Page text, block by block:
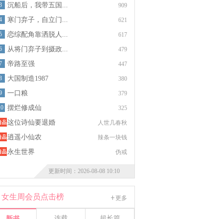
909
沉船后，我带五国...
621
寒门弃子，自立门...
617
恋综配角靠洒脱人...
479
从将门弃子到摄政...
447
帝路至强
380
大国制造1987
379
一口粮
325
摆烂修成仙
人世几春秋
这位诗仙要退婚
辣条一块钱
逍遥小仙农
伪戒
永生世界
更新时间：2026-08-08 10:10
更多
女生周会员点击榜